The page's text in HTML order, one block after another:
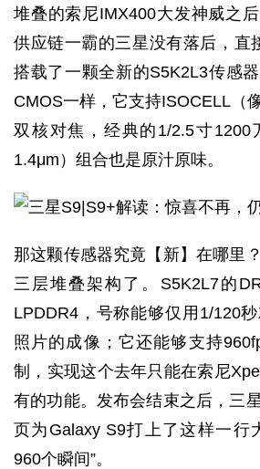
堆叠的索尼IMX400大发神威之
供应链一霸的三星没有落后，直
搭载了一颗全新的S5K2L3传感
CMOS一样，它支持ISOCELL（
双核对焦，经典的1/2.5寸1200
1.4μm）组合也是原汁原味。
那这颗传感器究竟【新】在哪里
三层堆叠架构了。S5K2L7的
LPDDR4，号称能够仅用1/120
照片的成像；它还能够支持
制，实现这个去年只能在索尼
有的功能。发布会结束之后，三
页为Galaxy S9打上了这样一
960个瞬间”。